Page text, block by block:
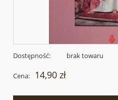
Dostępność: brak towaru
Cena: 14,90 zł